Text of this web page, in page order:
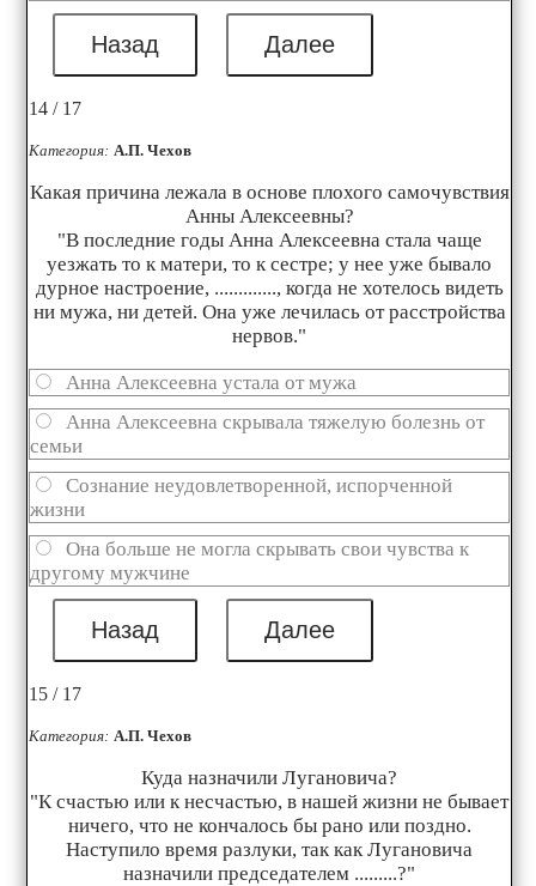
14 / 17
Категория: А.П. Чехов
Какая причина лежала в основе плохого самочувствия
Анны Алексеевны?
"В последние годы Анна Алексеевна стала чаще
уезжать то к матери, то к сестре; у нее уже бывало
дурное настроение, ............., когда не хотелось видеть
ни мужа, ни детей. Она уже лечилась от расстройства
нервов."
Анна Алексеевна устала от мужа
Анна Алексеевна скрывала тяжелую болезнь от
семьи
Сознание неудовлетворенной, испорченной
жизни
Она больше не могла скрывать свои чувства к
другому мужчине
15 / 17
Категория: А.П. Чехов
Куда назначили Лугановича?
"К счастью или к несчастью, в нашей жизни не бывает
ничего, что не кончалось бы рано или поздно.
Наступило время разлуки, так как Лугановича
назначили председателем .........?"